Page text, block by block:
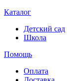
Каталог
Детский сад
Школа
Помощь
Оплата